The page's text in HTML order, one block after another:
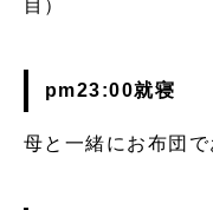
目）
pm23:00就寝
母と一緒にお布団